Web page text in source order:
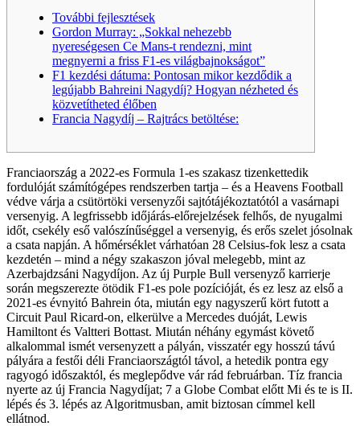
További fejlesztések
Gordon Murray: „Sokkal nehezebb
nyereségesen Ce Mans-t rendezni, mint
megnyerni a friss F1-es világbajnokságot”
F1 kezdési dátuma: Pontosan mikor kezdődik a
legújabb Bahreini Nagydíj? Hogyan nézheted és
közvetítheted élőben
Francia Nagydíj – Rajtrács betöltése:
Franciaország a 2022-es Formula 1-es szakasz tizenkettedik
fordulóját számítógépes rendszerben tartja – és a Heavens Football
védve várja a csütörtöki versenyzői sajtótájékoztatótól a vasárnapi
versenyig. A legfrissebb időjárás-előrejelzések felhős, de nyugalmi
időt, csekély eső valószínűséggel a versenyig, és erős szelet jósolnak
a csata napján. A hőmérséklet várhatóan 28 Celsius-fok lesz a csata
kezdetén – mind a négy szakaszon jóval melegebb, mint az
Azerbajdzsáni Nagydíjon. Az új Purple Bull versenyző karrierje
során megszerezte ötödik F1-es pole pozícióját, és ez lesz az első a
2021-es évnyitó Bahrein óta, miután egy nagyszerű kört futott a
Circuit Paul Ricard-on, elkerülve a Mercedes duóját, Lewis
Hamiltont és Valtteri Bottast. Miután néhány egymást követő
alkalommal ismét versenyzett a pályán, visszatér egy hosszú távú
pályára a festői déli Franciaországtól távol, a hetedik pontra egy
ragyogó időszaktól, és meglepődve vár rád februárban. Tíz francia
nyerte az új Francia Nagydíjat; 7 a Globe Combat előtt Mi és te is II.
lépés és 3. lépés az Algoritmusban, amit biztosan címmel kell
ellátnod.